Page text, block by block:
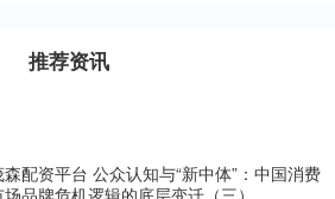
推荐资讯
森配资平台 公众认知与“新中体”：中国消费
场品牌危机逻辑的底层变迁（三）